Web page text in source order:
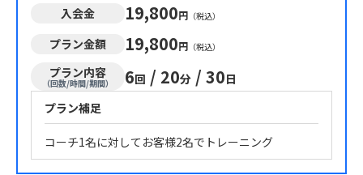
入会金 19,800円 （税込）
プラン金額 19,800円 （税込）
プラン内容
（回数/時間/期間） 6回 / 20分 / 30日
プラン補足
コーチ1名に対してお客様2名でトレーニング